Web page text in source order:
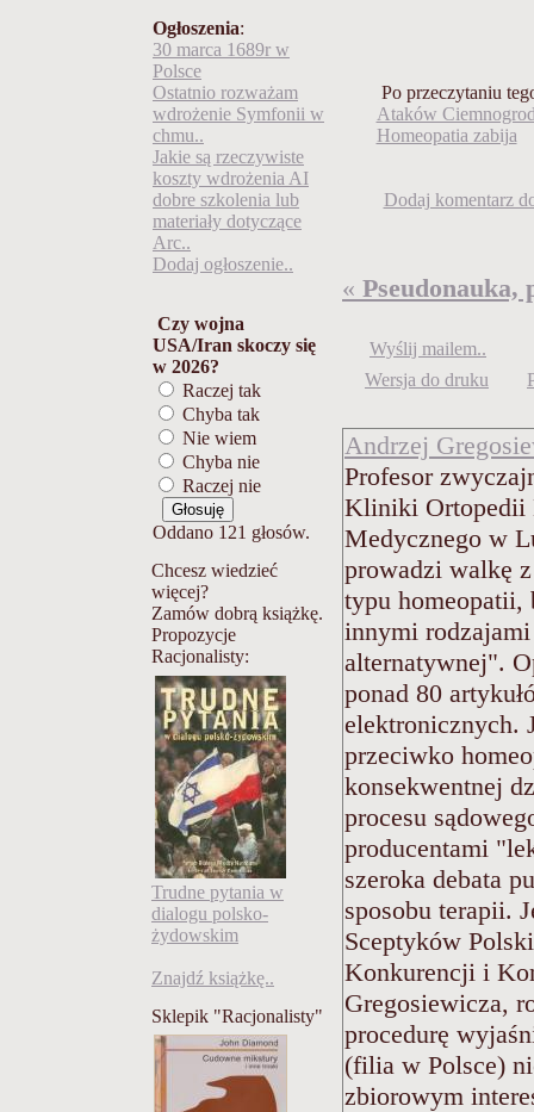
Ogłoszenia:
30 marca 1689r w
Polsce
Ostatnio rozważam
wdrożenie Symfonii w
chmu..
Jakie są rzeczywiste
koszty wdrożenia AI
dobre szkolenia lub
materiały dotyczące
Arc..
Dodaj ogłoszenie..
Czy wojna
USA/Iran skoczy się
w 2026?
Raczej tak
Chyba tak
Nie wiem
Chyba nie
Raczej nie
Oddano 121 głosów.
Chcesz wiedzieć
więcej?
Zamów dobrą książkę.
Propozycje
Racjonalisty:
Trudne pytania w
dialogu polsko-
żydowskim
Znajdź książkę..
Sklepik "Racjonalisty"
Po przeczytaniu
Ataków
Homeopatia zabija
Dodaj komentarz
« Pseudonauka,
Wyślij mailem..
Wersja do druku
Andrzej
Profesor
Kliniki Ortopedii
Medycznego w
prowadzi walkę
typu homeopatii,
innymi
alternatywnej".
ponad 80
elektronicznych.
przeciwko
konsekwentnej
procesu
producentami
szeroka debata
sposobu terapii.
Sceptyków
Konkurencji i
Gregosiewicza,
procedurę
(filia w Polsce)
zbiorowym